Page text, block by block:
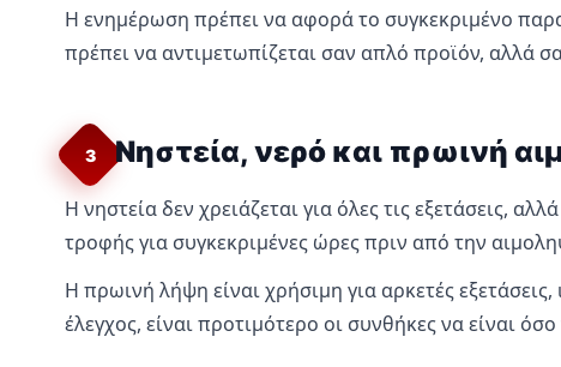
Η ενημέρωση πρέπει να αφορά το συγκεκριμένο
πρέπει να αντιμετωπίζεται σαν απλό προϊόν, αλλά
3 Νηστεία, νερό και πρωινή
Η νηστεία δεν χρειάζεται για όλες τις εξετάσεις,
τροφής για συγκεκριμένες ώρες πριν από την
Η πρωινή λήψη είναι χρήσιμη για αρκετές
έλεγχος, είναι προτιμότερο οι συνθήκες να είναι